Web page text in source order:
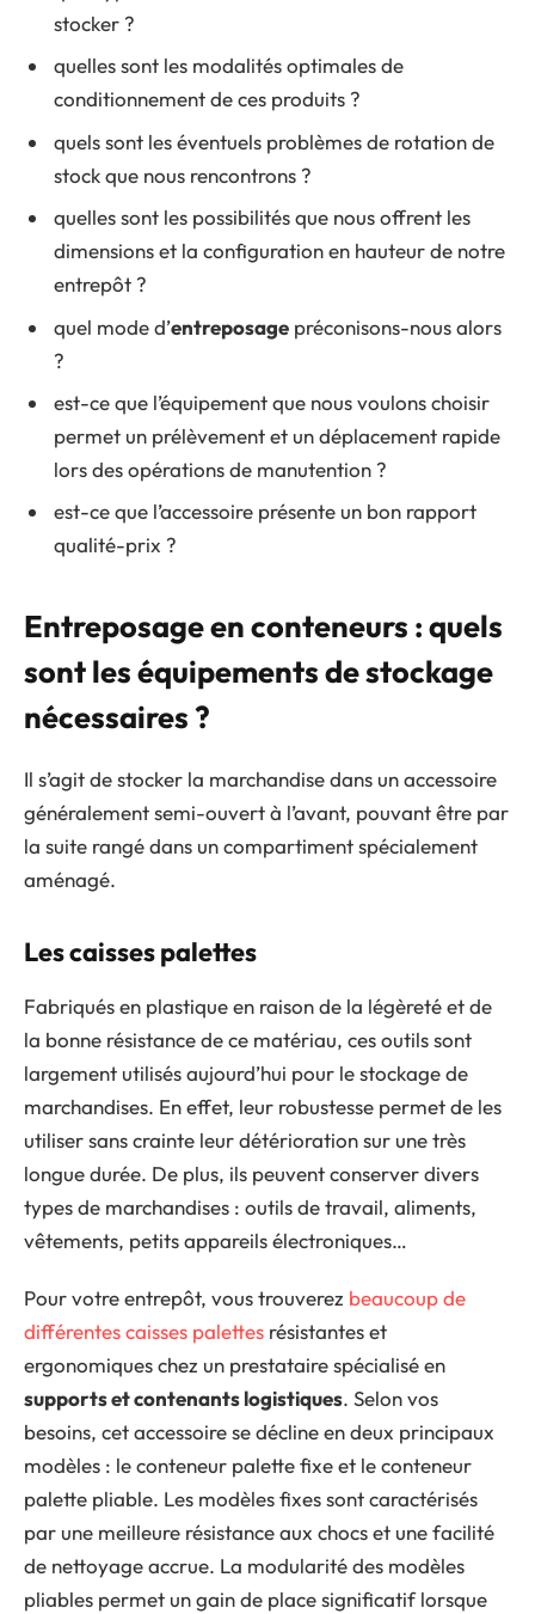
stocker ?
quelles sont les modalités optimales de
conditionnement de ces produits ?
quels sont les éventuels problèmes de rotation de
stock que nous rencontrons ?
quelles sont les possibilités que nous offrent les
dimensions et la configuration en hauteur de notre
entrepôt ?
quel mode d’entreposage préconisons-nous alors
?
est-ce que l’équipement que nous voulons choisir
permet un prélèvement et un déplacement rapide
lors des opérations de manutention ?
est-ce que l’accessoire présente un bon rapport
qualité-prix ?
Entreposage en conteneurs : quels
sont les équipements de stockage
nécessaires ?
Il s’agit de stocker la marchandise dans un accessoire
généralement semi-ouvert à l’avant, pouvant être par
la suite rangé dans un compartiment spécialement
aménagé.
Les caisses palettes
Fabriqués en plastique en raison de la légèreté et de
la bonne résistance de ce matériau, ces outils sont
largement utilisés aujourd’hui pour le stockage de
marchandises. En effet, leur robustesse permet de les
utiliser sans crainte leur détérioration sur une très
longue durée. De plus, ils peuvent conserver divers
types de marchandises : outils de travail, aliments,
vêtements, petits appareils électroniques…
Pour votre entrepôt, vous trouverez beaucoup de
différentes caisses palettes résistantes et
ergonomiques chez un prestataire spécialisé en
supports et contenants logistiques. Selon vos
besoins, cet accessoire se décline en deux principaux
modèles : le conteneur palette fixe et le conteneur
palette pliable. Les modèles fixes sont caractérisés
par une meilleure résistance aux chocs et une facilité
de nettoyage accrue. La modularité des modèles
pliables permet un gain de place significatif lorsque